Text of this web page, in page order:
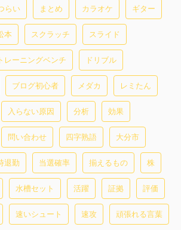
らい まとめ カラオケ ギター
本 スクラッチ スライド
トレーニングベンチ ドリブル
ブログ初心者 メダカ レミたん
入らない原因 分析 効果
問い合わせ 四字熟語 大分市
退勤 当選確率 揃えるもの 株
水槽セット 活躍 証拠 評価
速いシュート 速攻 頑張れる言葉